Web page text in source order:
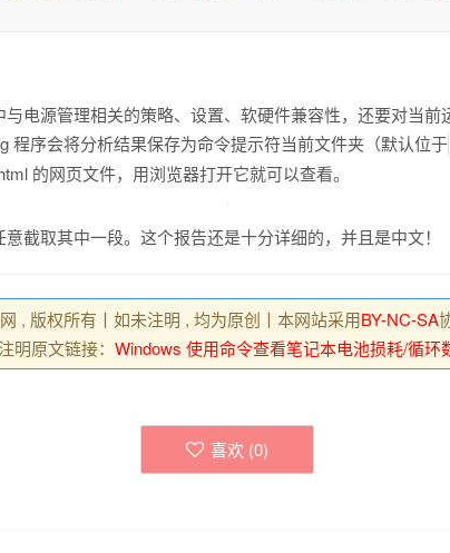
电源管理相关的策略、设置、软硬件兼容性，还要对当前
程序会将分析结果保存为命令提示符当前文件夹（默认位于
的网页文件，用浏览器打开它就可以查看。
截取其中一段。这个报告还是十分详细的，并且是中文！
, 版权所有丨如未注明 , 均为原创丨本网站采用BY-NC-SA
明原文链接： Windows 使用命令查看笔记本电池损耗/循环
喜欢 (0)